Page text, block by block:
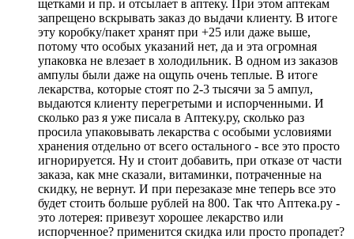
щетками и пр. и отсылает в аптеку. При этом аптекам
запрещено вскрывать заказ до выдачи клиенту. В итоге
эту коробку/пакет хранят при +25 или даже выше,
потому что особых указаний нет, да и эта огромная
упаковка не влезает в холодильник. В одном из заказов
ампулы были даже на ощупь очень теплые. В итоге
лекарства, которые стоят по 2-3 тысячи за 5 ампул,
выдаются клиенту перегретыми и испорченными. И
сколько раз я уже писала в Аптеку.ру, сколько раз
просила упаковывать лекарства с особыми условиями
хранения отдельно от всего остального - все это просто
игнорируется. Ну и стоит добавить, при отказе от части
заказа, как мне сказали, витаминки, потраченные на
скидку, не вернут. И при перезаказе мне теперь все это
будет стоить больше рублей на 800. Так что Аптека.ру -
это лотерея: привезут хорошее лекарство или
испорченное? применится скидка или просто пропадет?